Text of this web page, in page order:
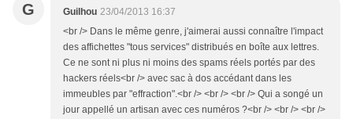
G Guilhou 23/04/2013 16:37
<br /> Dans le même genre, j'aimerai aussi connaître l'impact
des affichettes "tous services" distribués en boîte aux lettres.
Ce ne sont ni plus ni moins des spams réels portés par des
hackers réels<br /> avec sac à dos accédant dans les
immeubles par "effraction".<br /> <br /> <br /> Qui a songé un
jour appellé un artisan avec ces numéros ?<br /> <br /> <br />